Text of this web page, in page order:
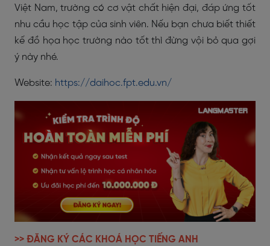
Việt Nam, trường có cơ vật chất hiện đại, đáp ứng tốt
nhu cầu học tập của sinh viên. Nếu bạn chưa biết thiết
kế đồ họa học trường nào tốt thì đừng vội bỏ qua gợi
ý này nhé.
Website: https://daihoc.fpt.edu.vn/
>> ĐĂNG KÝ CÁC KHOÁ HỌC TIẾNG ANH